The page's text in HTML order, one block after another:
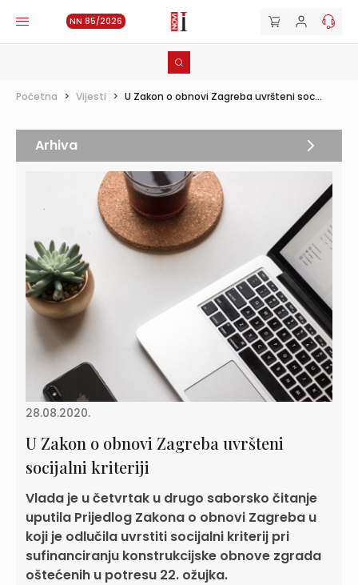
NN 85/2026
Početna > Vijesti > U Zakon o obnovi Zagreba uvršteni soc...
28.08.2020.
U Zakon o obnovi Zagreba uvršteni
socijalni kriteriji
Vlada je u četvrtak u drugo saborsko čitanje
uputila Prijedlog Zakona o obnovi Zagreba u
koji je odlučila uvrstiti socijalni kriterij pri
sufinanciranju konstrukcijske obnove zgrada
oštećenih u potresu 22. ožujka.
Arhiva